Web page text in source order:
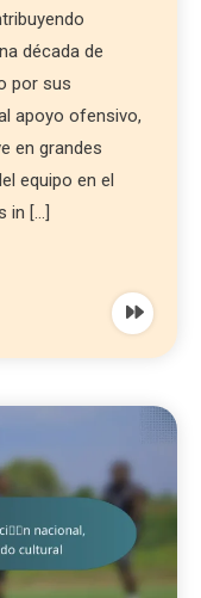
década de
por sus
apoyo ofensivo,
en grandes
equipo en el
in […]